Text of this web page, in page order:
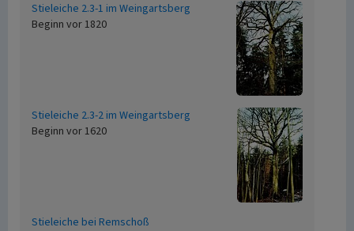
Stieleiche 2.3-1 im Weingartsberg
Beginn vor 1820
Stieleiche 2.3-2 im Weingartsberg
Beginn vor 1620
Stieleiche bei Remschoß